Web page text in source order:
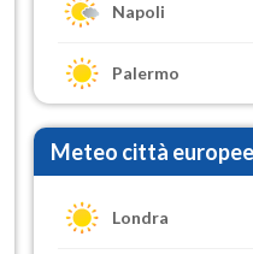
Napoli
Palermo
Meteo città europee
Londra